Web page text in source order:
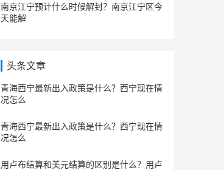
南京江宁预计什么时候解封？南京江宁区今
天能解
头条文章
青海西宁最新出入政策是什么？西宁现在情
况怎么
青海西宁最新出入政策是什么？西宁现在情
况怎么
用卢布结算和美元结算的区别是什么？用卢